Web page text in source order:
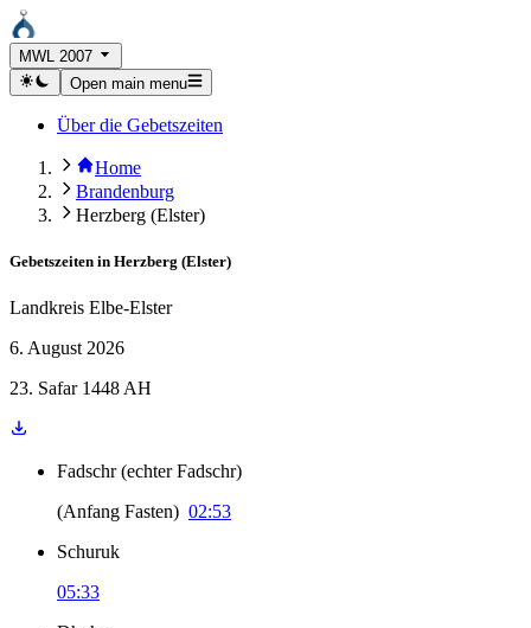
MWL 2007
Open main menu
Über die Gebetszeiten
Home
Brandenburg
Herzberg (Elster)
Gebetszeiten in Herzberg (Elster)
Landkreis Elbe-Elster
6. August 2026
23. Safar 1448 AH
Fadschr (echter Fadschr)
(Anfang Fasten) 02:53
Schuruk
05:33